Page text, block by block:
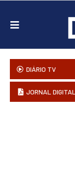
DIÁRIO TV
JORNAL DIGITAL